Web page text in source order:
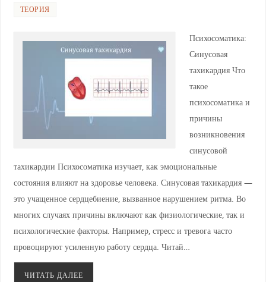
ТЕОРИЯ
Психосоматика:
Синусовая
тахикардия Что
такое
психосоматика и
причины
возникновения
синусовой
тахикардии Психосоматика изучает, как эмоциональные
состояния влияют на здоровье человека. Синусовая тахикардия —
это учащенное сердцебиение, вызванное нарушением ритма. Во
многих случаях причины включают как физиологические, так и
психологические факторы. Например, стресс и тревога часто
провоцируют усиленную работу сердца. Читай…
ЧИТАТЬ ДАЛЕЕ